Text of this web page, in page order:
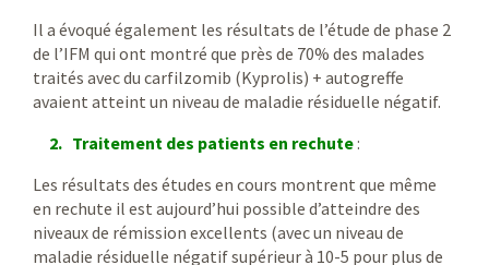
Il a évoqué également les résultats de l’étude de phase 2
de l’IFM qui ont montré que près de 70% des malades
traités avec du carfilzomib (Kyprolis) + autogreffe
avaient atteint un niveau de maladie résiduelle négatif.
2. Traitement des patients en rechute :
Les résultats des études en cours montrent que même
en rechute il est aujourd’hui possible d’atteindre des
niveaux de rémission excellents (avec un niveau de
maladie résiduelle négatif supérieur à 10-5 pour plus de